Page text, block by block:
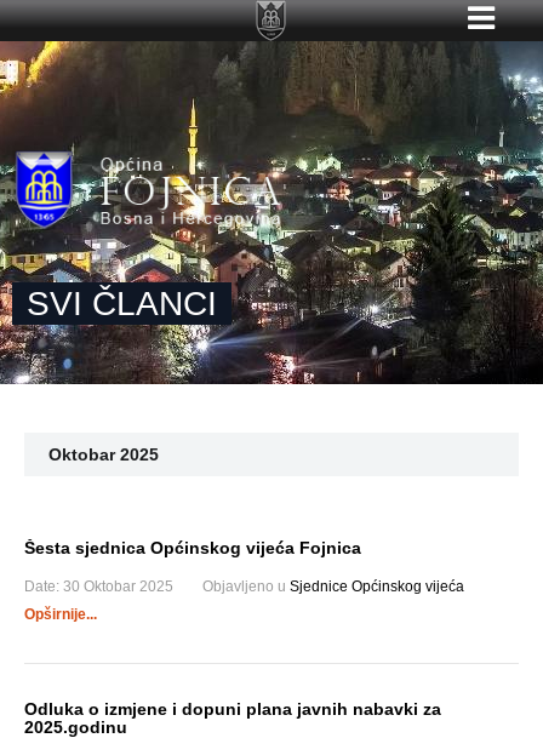
SVI ČLANCI
Oktobar 2025
Šesta sjednica Općinskog vijeća Fojnica
Date: 30 Oktobar 2025 Objavljeno u Sjednice Općinskog vijeća
Opširnije...
Odluka o izmjene i dopuni plana javnih nabavki za
2025.godinu